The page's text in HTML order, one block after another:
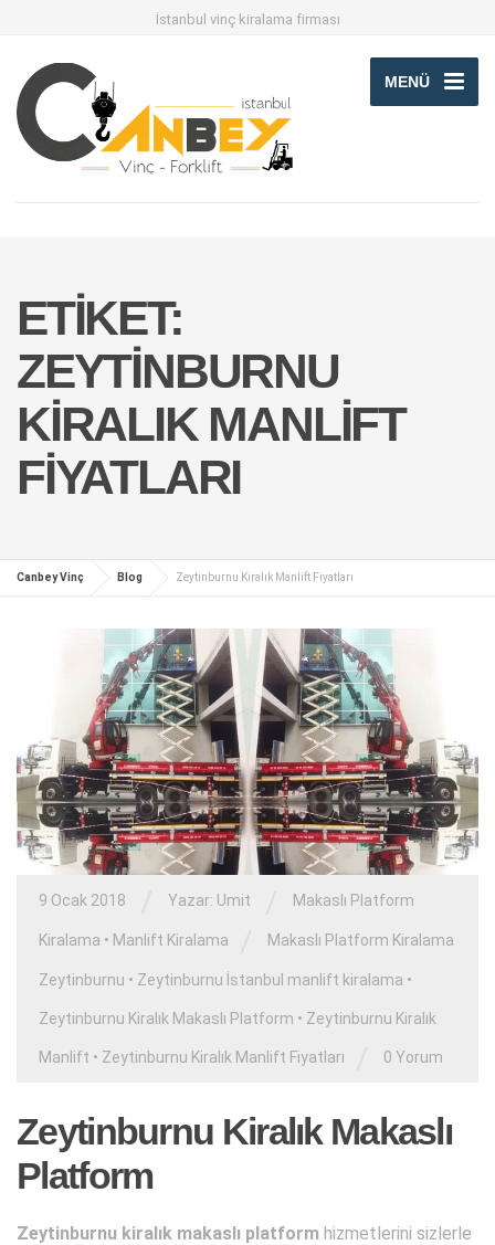
İstanbul vinç kiralama firması
MENÜ
ETIKET:
ZEYTINBURNU
KIRALIK MANLIFT
FIYATLARI
Canbey Vinç Blog Zeytinburnu Kiralık Manlift Fiyatları
9 Ocak 2018 Yazar: Umit Makaslı Platform
Kiralama • Manlift Kiralama Makaslı Platform Kiralama
Zeytinburnu • Zeytinburnu İstanbul manlift kiralama •
Zeytinburnu Kiralık Makaslı Platform • Zeytinburnu Kiralık
Manlift • Zeytinburnu Kiralık Manlift Fiyatları 0 Yorum
Zeytinburnu Kiralık Makaslı
Platform
Zeytinburnu kiralık makaslı platform hizmetlerini sizlerle